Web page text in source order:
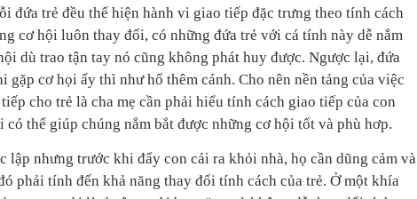
đứa trẻ đều thể hiện hành vi giao tiếp đặc trưng theo tính cách
cơ hội luôn thay đổi, có những đứa trẻ với cá tính này dễ nắm
dù trao tận tay nó cũng không phát huy được. Ngược lại, đứa
gặp cơ họi ấy thì như hổ thêm cánh. Cho nên nền tảng của việc
cho trẻ là cha mẹ cần phải hiểu tính cách giao tiếp của con
có thể giúp chúng nắm bắt được những cơ hội tốt và phù hơp.
lập nhưng trước khi đẩy con cái ra khỏi nhà, họ cần dũng cảm và
phải tính đến khả năng thay đổi tính cách của trẻ. Ở một khía